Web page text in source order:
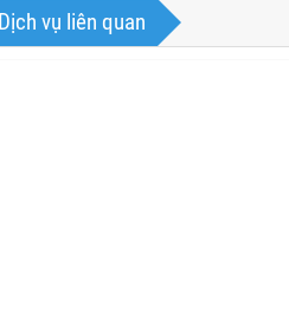
Dịch vụ liên quan